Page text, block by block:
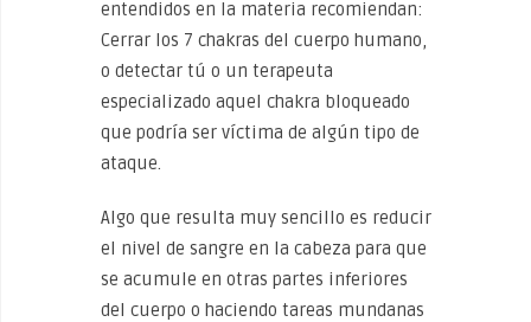
entendidos en la materia recomiendan:
Cerrar los 7 chakras del cuerpo humano,
o detectar tú o un terapeuta
especializado aquel chakra bloqueado
que podría ser víctima de algún tipo de
ataque.
Algo que resulta muy sencillo es reducir
el nivel de sangre en la cabeza para que
se acumule en otras partes inferiores
del cuerpo o haciendo tareas mundanas